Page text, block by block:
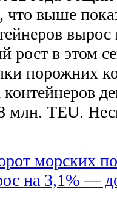
что выше
рост в этом
порожних
млн. TEU.
морских
на 3,1% —